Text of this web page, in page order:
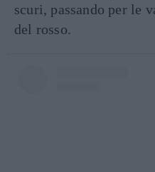
scuri, passando per le
del rosso.